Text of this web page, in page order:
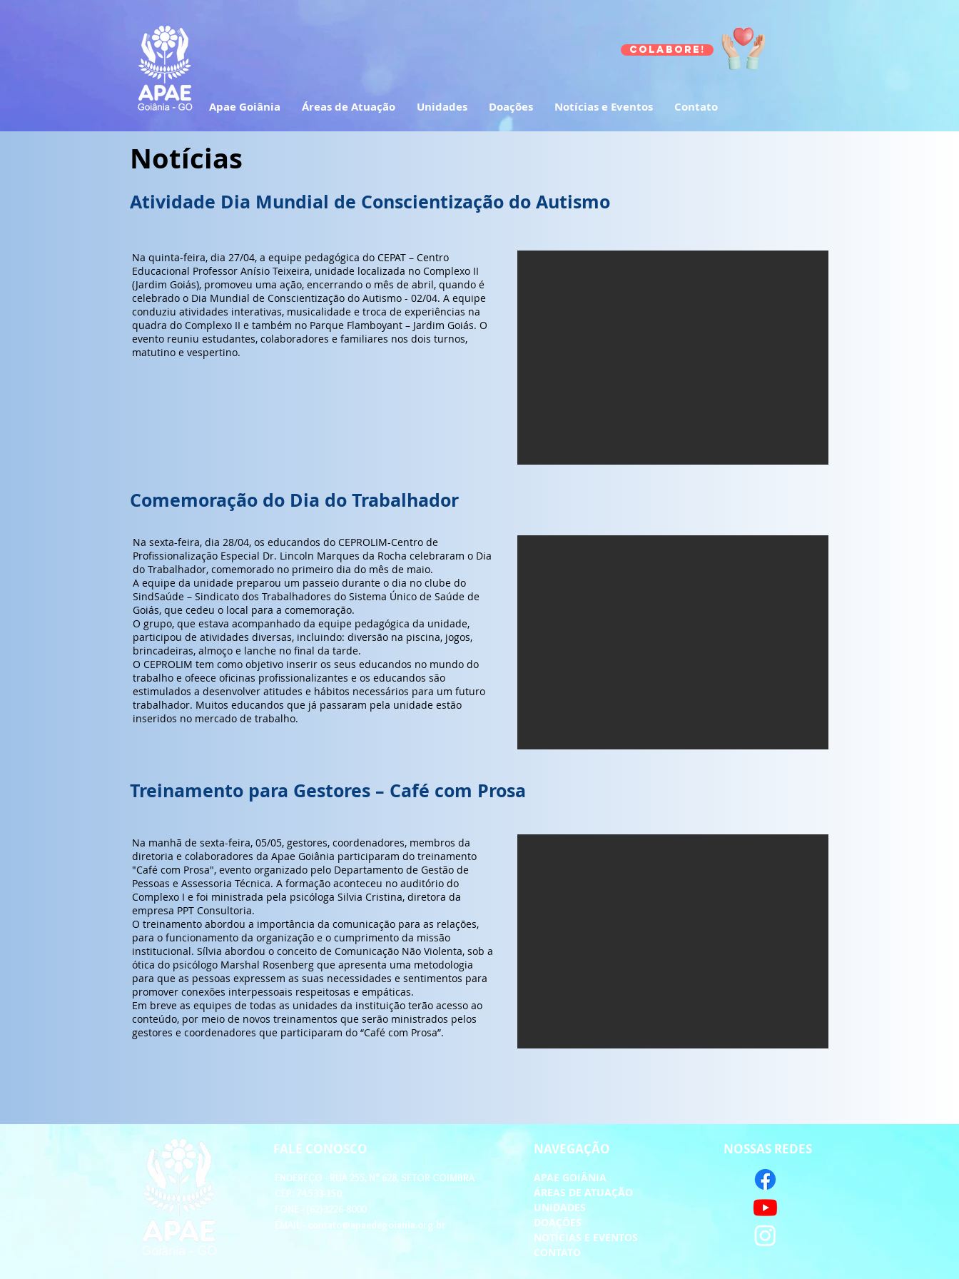
Apae Goiânia Áreas de Atuação Unidades Doações Notícias e Eventos Contato
Colabore!
Notícias
Atividade Dia Mundial de Conscientização do Autismo
Na quinta-feira, dia 27/04, a equipe pedagógica do CEPAT – Centro
Educacional Professor Anísio Teixeira, unidade localizada no Complexo II
(Jardim Goiás), promoveu uma ação, encerrando o mês de abril, quando é
celebrado o Dia Mundial de Conscientização do Autismo - 02/04. A equipe
conduziu atividades interativas, musicalidade e troca de experiências na
quadra do Complexo II e também no Parque Flamboyant – Jardim Goiás. O
evento reuniu estudantes, colaboradores e familiares nos dois turnos,
matutino e vespertino.
Comemoração do Dia do Trabalhador
Na sexta-feira, dia 28/04, os educandos do CEPROLIM-Centro de
Profissionalização Especial Dr. Lincoln Marques da Rocha celebraram o Dia
do Trabalhador, comemorado no primeiro dia do mês de maio.
A equipe da unidade preparou um passeio durante o dia no clube do
SindSaúde – Sindicato dos Trabalhadores do Sistema Único de Saúde de
Goiás, que cedeu o local para a comemoração.
O grupo, que estava acompanhado da equipe pedagógica da unidade,
participou de atividades diversas, incluindo: diversão na piscina, jogos,
brincadeiras, almoço e lanche no final da tarde.
O CEPROLIM tem como objetivo inserir os seus educandos no mundo do
trabalho e ofeece oficinas profissionalizantes e os educandos são
estimulados a desenvolver atitudes e hábitos necessários para um futuro
trabalhador. Muitos educandos que já passaram pela unidade estão
inseridos no mercado de trabalho.
Treinamento para Gestores – Café com Prosa
Na manhã de sexta-feira, 05/05, gestores, coordenadores, membros da
diretoria e colaboradores da Apae Goiânia participaram do treinamento
"Café com Prosa", evento organizado pelo Departamento de Gestão de
Pessoas e Assessoria Técnica. A formação aconteceu no auditório do
Complexo I e foi ministrada pela psicóloga Silvia Cristina, diretora da
empresa PPT Consultoria.
O treinamento abordou a importância da comunicação para as relações,
para o funcionamento da organização e o cumprimento da missão
institucional. Sílvia abordou o conceito de Comunicação Não Violenta, sob a
ótica do psicólogo Marshal Rosenberg que apresenta uma metodologia
para que as pessoas expressem as suas necessidades e sentimentos para
promover conexões interpessoais respeitosas e empáticas.
Em breve as equipes de todas as unidades da instituição terão acesso ao
conteúdo, por meio de novos treinamentos que serão ministrados pelos
gestores e coordenadores que participaram do “Café com Prosa”.
FALE CONOSCO
ENDEREÇO - RUA 255, N° 628, SETOR COIMBRA
CEP: 74.533-150
FONE - (62)3226-8000
EMAIL - contato@apaedegoiania.org.br
NAVEGAÇÃO
APAE GOIÂNIA
ÁREAS DE ATUAÇÃO
UNIDADES
DOAÇÕES
NOTÍCIAS E EVENTOS
CONTATO
NOSSAS REDES